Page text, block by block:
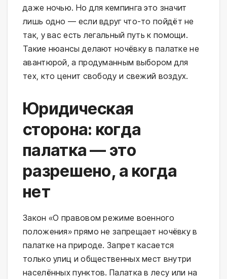
даже ночью. Но для кемпинга это значит
лишь одно — если вдруг что-то пойдёт не
так, у вас есть легальный путь к помощи.
Такие нюансы делают ночёвку в палатке не
авантюрой, а продуманным выбором для
тех, кто ценит свободу и свежий воздух.
Юридическая
сторона: когда
палатка — это
разрешено, а когда
нет
Закон «О правовом режиме военного
положения» прямо не запрещает ночёвку в
палатке на природе. Запрет касается
только улиц и общественных мест внутри
населённых пунктов. Палатка в лесу или на